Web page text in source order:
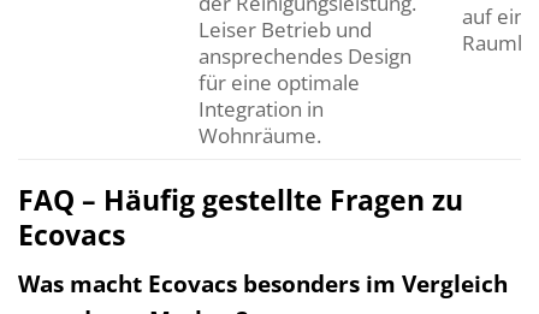
Leiser Betrieb und
ansprechendes Design
für eine optimale
Integration in
Wohnräume.
auf
FAQ – Häufig gestellte Fragen zu
Ecovacs
Was macht Ecovacs besonders im Vergleich